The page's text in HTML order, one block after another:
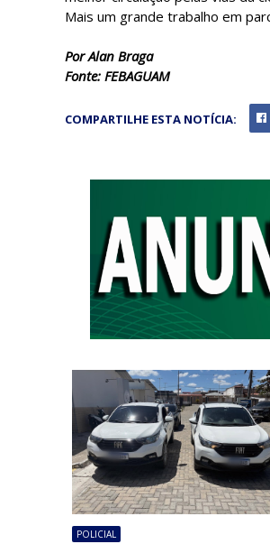
Mais um grande trabalho em
Por Alan Braga
Fonte: FEBAGUAM
COMPARTILHE ESTA NOTÍCIA:
POLICIAL